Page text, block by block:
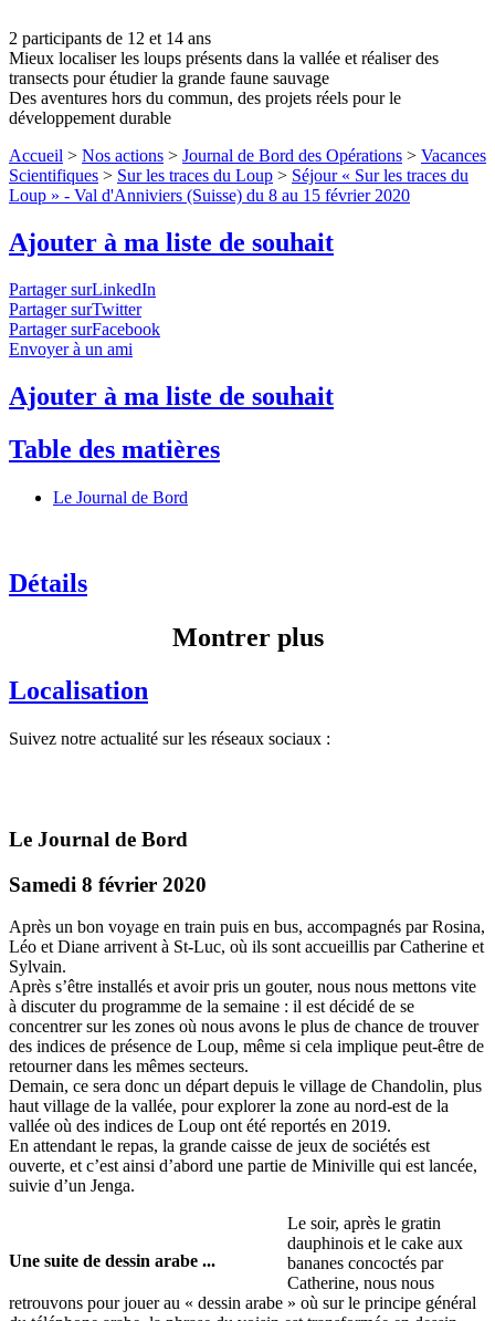
2 participants de 12 et 14 ans
Mieux localiser les loups présents dans la vallée et réaliser des
transects pour étudier la grande faune sauvage
Des aventures hors du commun, des projets réels pour le
développement durable
Accueil > Nos actions > Journal de Bord des Opérations > Vacances
Scientifiques > Sur les traces du Loup > Séjour « Sur les traces du
Loup » - Val d'Anniviers (Suisse) du 8 au 15 février 2020
Ajouter à ma liste de souhait
Partager surLinkedIn
Partager surTwitter
Partager surFacebook
Envoyer à un ami
Ajouter à ma liste de souhait
Table des matières
Le Journal de Bord
Détails
Montrer plus
Localisation
Suivez notre actualité sur les réseaux sociaux :
Le Journal de Bord
Samedi 8 février 2020
Après un bon voyage en train puis en bus, accompagnés par Rosina,
Léo et Diane arrivent à St-Luc, où ils sont accueillis par Catherine et
Sylvain.
Après s’être installés et avoir pris un gouter, nous nous mettons vite
à discuter du programme de la semaine : il est décidé de se
concentrer sur les zones où nous avons le plus de chance de trouver
des indices de présence de Loup, même si cela implique peut-être de
retourner dans les mêmes secteurs.
Demain, ce sera donc un départ depuis le village de Chandolin, plus
haut village de la vallée, pour explorer la zone au nord-est de la
vallée où des indices de Loup ont été reportés en 2019.
En attendant le repas, la grande caisse de jeux de sociétés est
ouverte, et c’est ainsi d’abord une partie de Miniville qui est lancée,
suivie d’un Jenga.
Une suite de dessin arabe ...
Le soir, après le gratin
dauphinois et le cake aux
bananes concoctés par
Catherine, nous nous
retrouvons pour jouer au « dessin arabe » où sur le principe général